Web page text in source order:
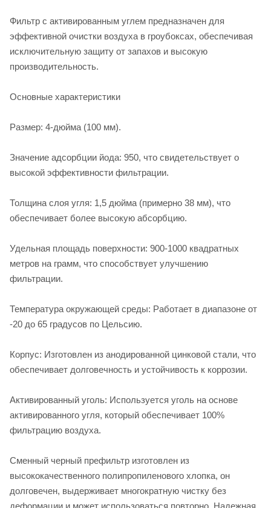
Фильтр с активированным углем предназначен для
эффективной очистки воздуха в гроубоксах, обеспечивая
исключительную защиту от запахов и высокую
производительность.
Основные характеристики
Размер: 4-дюйма (100 мм).
Значение адсорбции йода: 950, что свидетельствует о
высокой эффективности фильтрации.
Толщина слоя угля: 1,5 дюйма (примерно 38 мм), что
обеспечивает более высокую абсорбцию.
Удельная площадь поверхности: 900-1000 квадратных
метров на грамм, что способствует улучшению
фильтрации.
Температура окружающей среды: Работает в диапазоне от
-20 до 65 градусов по Цельсию.
Корпус: Изготовлен из анодированной цинковой стали, что
обеспечивает долговечность и устойчивость к коррозии.
Активированный уголь: Используется уголь на основе
активированного угля, который обеспечивает 100%
фильтрацию воздуха.
Сменный черный префильтр изготовлен из
высококачественного полипропиленового хлопка, он
долговечен, выдерживает многократную чистку без
деформации и может использоваться повторно. Надежная